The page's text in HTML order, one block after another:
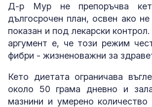
Д-р Мур не препоръчва
дългосрочен план, освен ако
показан и под лекарски
аргумент е, че този режим
фибри - жизненоважни за
Кето диетата ограничава
около 50 грама дневно и
мазнини и умерено количество